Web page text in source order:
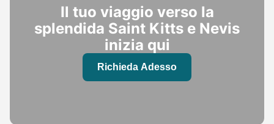
Il tuo viaggio verso la
splendida Saint Kitts e Nevis
inizia qui
Richieda Adesso